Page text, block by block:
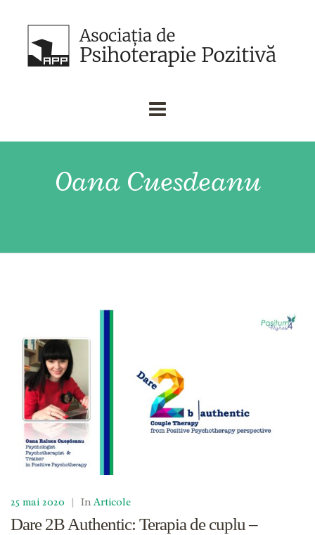
Oana Cuesdeanu
25 mai 2020 | In Articole
Dare 2B Authentic: Terapia de cuplu –